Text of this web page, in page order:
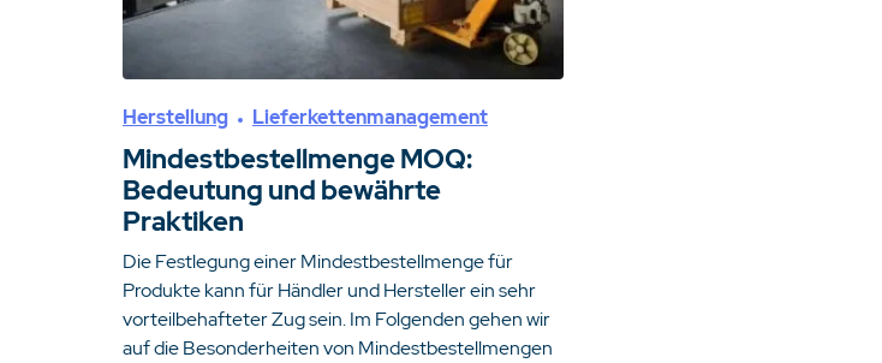
Herstellung Lieferkettenmanagement
Mindestbestellmenge MOQ:
Bedeutung und bewährte
Praktiken
Die Festlegung einer Mindestbestellmenge für
Produkte kann für Händler und Hersteller ein sehr
vorteilbehafteter Zug sein. Im Folgenden gehen wir
auf die Besonderheiten von Mindestbestellmengen